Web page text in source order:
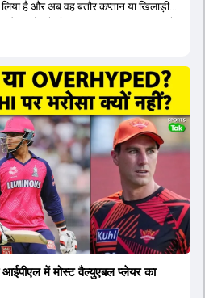
है और अब वह बतौर कप्तान या खिलाड़ी
और इंग्लैंड के खिलाफ आगामी टी20 सीरीज के
इस रेस में श्रेयस अय्यर सबसे आगे चल रहे
संजू सैमसन और रजत पाटीदार कप्तानी की
वैभव सूर्यवंशी को तीसरे ओपनर के तौर पर
अभिषेक शर्मा और संजू सैमसन पहली पसंद
बतौर ऑलराउंडर ज्यादा मौके मिलेंगे। अजीत
और कोच गौतम गंभीर आगामी टी20 वर्ल्ड
अवधि का विजन लेकर चल रहे हैं।
आईपीएल में मोस्ट वैल्युएबल प्लेयर का